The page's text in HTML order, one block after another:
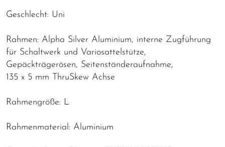
Geschlecht: Uni
Rahmen: Alpha Silver Aluminium, interne Zugführung
für Schaltwerk und Variosattelstütze,
Gepäckträgerösen, Seitenständeraufnahme,
135 x 5 mm ThruSkew Achse
Rahmengröße: L
Rahmenmaterial: Aluminium